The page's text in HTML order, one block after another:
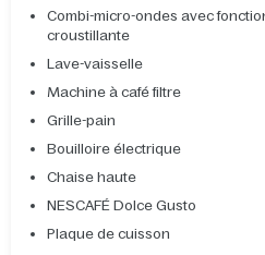
Combi-micro-ondes avec
croustillante
Lave-vaisselle
Machine à café filtre
Grille-pain
Bouilloire électrique
Chaise haute
NESCAFÉ Dolce Gusto
Plaque de cuisson